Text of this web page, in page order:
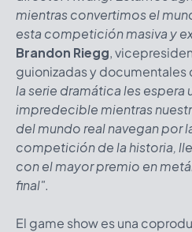
mientras convertimos el
esta competición masiva y
Brandon Riegg,
guionizadas y documentales
la serie dramática les espera
impredecible mientras
del mundo real navegan por
competición de la historia,
con el mayor premio en
final".
El game show es una